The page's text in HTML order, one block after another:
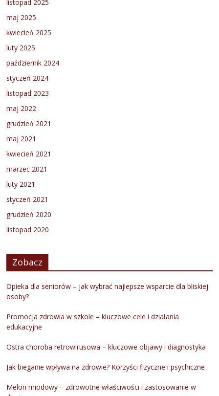
listopad 2025
maj 2025
kwiecień 2025
luty 2025
październik 2024
styczeń 2024
listopad 2023
maj 2022
grudzień 2021
maj 2021
kwiecień 2021
marzec 2021
luty 2021
styczeń 2021
grudzień 2020
listopad 2020
Zobacz
Opieka dla seniorów – jak wybrać najlepsze wsparcie dla bliskiej
osoby?
Promocja zdrowia w szkole – kluczowe cele i działania
edukacyjne
Ostra choroba retrowirusowa – kluczowe objawy i diagnostyka
Jak bieganie wpływa na zdrowie? Korzyści fizyczne i psychiczne
Melon miodowy – zdrowotne właściwości i zastosowanie w